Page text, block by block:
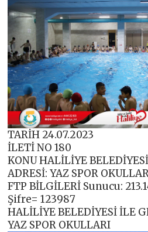
TARİH 24.07.2023
İLETİ NO 180
KONU HALİLİYE
ADRESİ: YAZ SPOR
FTP BİLGİLERİ Sunucu:
Şifre= 123987
HALİLİYE BELEDİYESİ İLE
YAZ SPOR OKULLARI